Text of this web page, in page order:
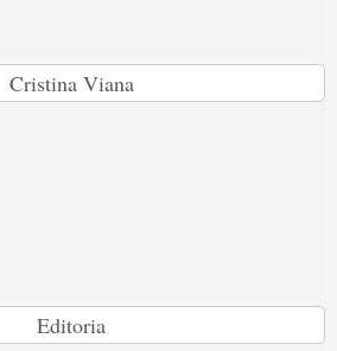
Cristina Viana
Editoria